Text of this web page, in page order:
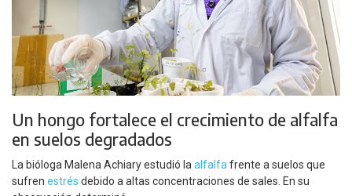
Un hongo fortalece el crecimiento de alfalfa
en suelos degradados
La bióloga Malena Achiary estudió laalfalfafrente a suelos que
sufren estrés debido a altas concentraciones de sales. En su